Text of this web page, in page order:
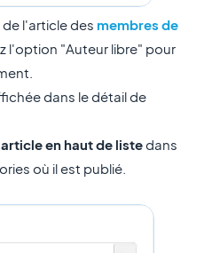
de l'article des membres de
l'option "Auteur libre" pour
dans le détail de
en haut de listedans
où il est publié.